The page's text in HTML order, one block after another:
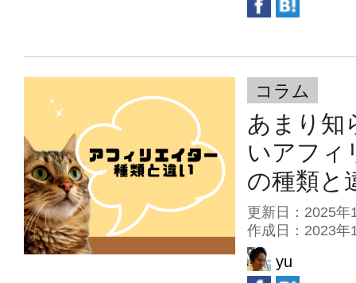
コラム
あまり知
いアフィ
の種類と
更新日：2025
作成日：2023
yu